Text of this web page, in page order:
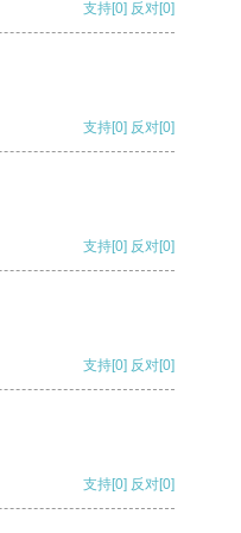
支持[0] 反对[0]
支持[0] 反对[0]
支持[0] 反对[0]
支持[0] 反对[0]
支持[0] 反对[0]